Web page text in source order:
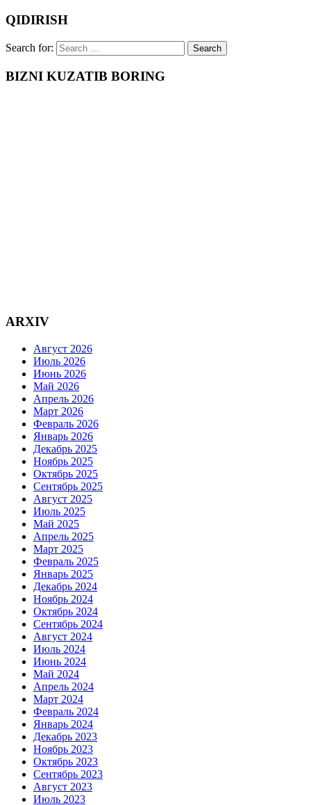
QIDIRISH
Search for:
BIZNI KUZATIB BORING
ARXIV
Август 2026
Июль 2026
Июнь 2026
Май 2026
Апрель 2026
Март 2026
Февраль 2026
Январь 2026
Декабрь 2025
Ноябрь 2025
Октябрь 2025
Сентябрь 2025
Август 2025
Июль 2025
Май 2025
Апрель 2025
Март 2025
Февраль 2025
Январь 2025
Декабрь 2024
Ноябрь 2024
Октябрь 2024
Сентябрь 2024
Август 2024
Июль 2024
Июнь 2024
Май 2024
Апрель 2024
Март 2024
Февраль 2024
Январь 2024
Декабрь 2023
Ноябрь 2023
Октябрь 2023
Сентябрь 2023
Август 2023
Июль 2023